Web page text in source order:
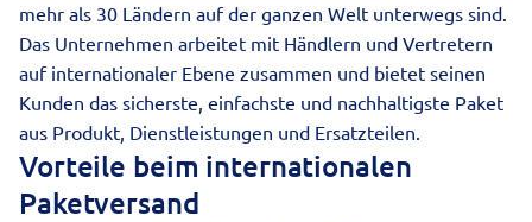
mehr als 30 Ländern auf der ganzen Welt unterwegs sind.
Das Unternehmen arbeitet mit Händlern und Vertretern
auf internationaler Ebene zusammen und bietet seinen
Kunden das sicherste, einfachste und nachhaltigste Paket
aus Produkt, Dienstleistungen und Ersatzteilen.
Vorteile beim internationalen
Paketversand